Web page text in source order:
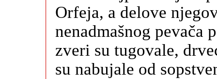
Orfeja, a delove
nenadmašnog
zveri su tugovale,
su nabujale od